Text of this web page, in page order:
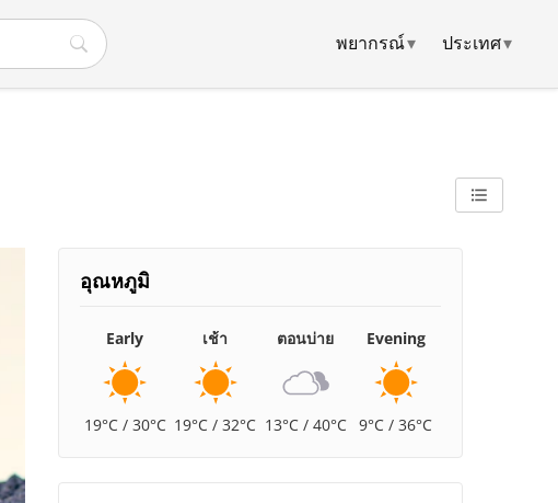
พยากรณ์▾ ประเทศ▾
อุณหภูมิ
Early
19°C / 30°C
เช้า
19°C / 32°C
ตอนบ่าย
13°C / 40°C
Evening
9°C / 36°C